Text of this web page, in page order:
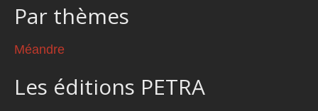
Par thèmes
Méandre
Les éditions PETRA